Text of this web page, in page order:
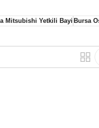
Mitsubishi Yetkili Bayi Bursa